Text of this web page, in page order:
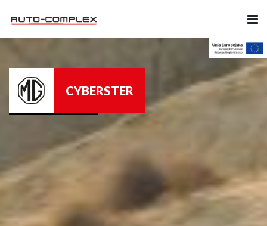
Ubezpieczenia
Części i Akcesoria
Likwidacja szkód
CYBERSTER